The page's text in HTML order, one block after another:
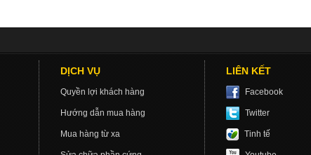
DỊCH VỤ
Quyền lợi khách hàng
Hướng dẫn mua hàng
Mua hàng từ xa
LIÊN KẾT
Facebook
Twitter
Tinh tế